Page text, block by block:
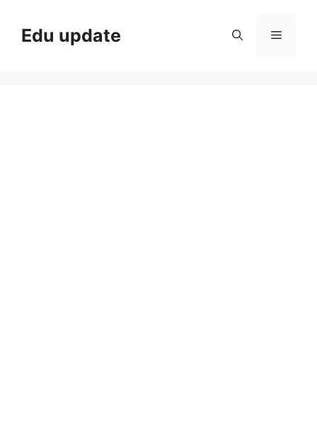
contentEdu update Menu